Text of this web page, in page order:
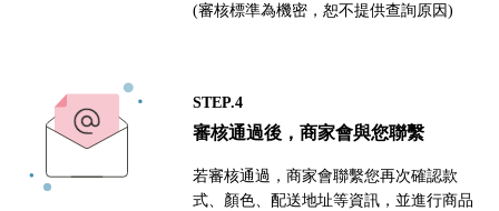
(審核標準為機密，恕不提供查詢原因)
STEP.4
審核通過後，商家會與您聯繫
若審核通過，商家會聯繫您再次確認款
式、顏色、配送地址等資訊，並進行商品